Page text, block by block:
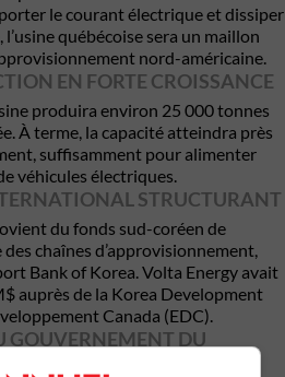
le courant électrique et dissiper
québécoise sera un maillon
nord-américaine.
EN FORTE CROISSANCE
produira environ 25 000 tonnes
À terme, la capacité atteindra près
suffisamment pour alimenter
véhicules électriques.
STRUCTURANT
du fonds sud-coréen de
chaînes d’approvisionnement,
Bank of Korea. Volta Energy avait
auprès de la Korea Development
Canada (EDC).
GOUVERNEMENT DU